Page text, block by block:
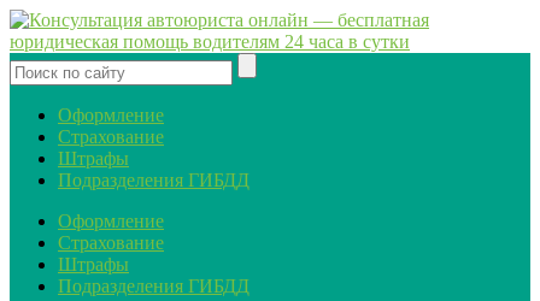
Оформление
Страхование
Штрафы
Подразделения ГИБДД
Оформление
Страхование
Штрафы
Подразделения ГИБДД